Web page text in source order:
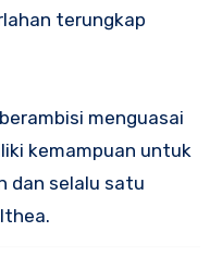
terungkap
menguasai
kemampuan untuk
dan selalu satu